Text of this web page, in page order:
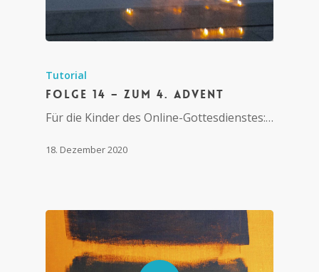
Tutorial
Folge 14 – Zum 4. Advent
Für die Kinder des Online-Gottesdienstes:…
18. Dezember 2020